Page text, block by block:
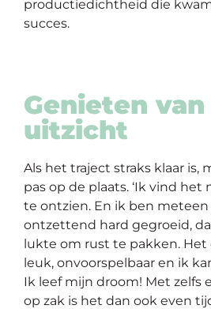
productiedichtheid die kwam
succes.
Genieten
uitzicht
Als het traject straks klaar is,
pas op de plaats. ‘Ik vind
te ontzien. En ik ben
ontzettend hard gegroeid,
lukte om rust te pakken.
leuk, onvoorspelbaar en ik
Ik leef mijn droom! Met zelfs
op zak is het dan ook even